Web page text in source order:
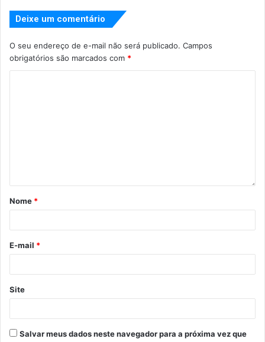
Deixe um comentário
O seu endereço de e-mail não será publicado. Campos
obrigatórios são marcados com *
Nome *
E-mail *
Site
Salvar meus dados neste navegador para a próxima vez que